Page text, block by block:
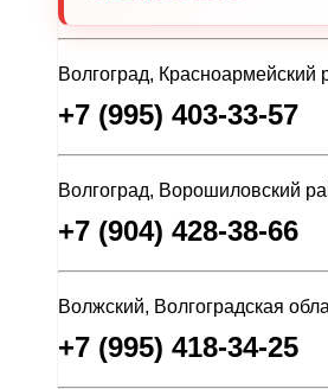
Волгоград, Красноармейский
+7 (995) 403-33-57
Волгоград, Ворошиловский
+7 (904) 428-38-66
Волжский, Волгоградская
+7 (995) 418-34-25